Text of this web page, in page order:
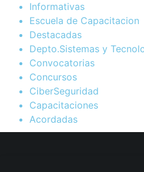
Informativas
Escuela de Capacitacion
Destacadas
Depto.Sistemas y
Convocatorias
Concursos
CiberSeguridad
Capacitaciones
Acordadas